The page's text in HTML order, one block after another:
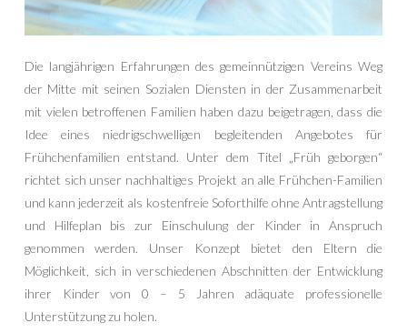
Die langjährigen Erfahrungen des gemeinnützigen Vereins Weg
der Mitte mit seinen Sozialen Diensten in der Zusammenarbeit
mit vielen betroffenen Familien haben dazu beigetragen, dass die
Idee eines niedrigschwelligen begleitenden Angebotes für
Frühchenfamilien entstand. Unter dem Titel „Früh geborgen“
richtet sich unser nachhaltiges Projekt an alle Frühchen-Familien
und kann jederzeit als kostenfreie Soforthilfe ohne Antragstellung
und Hilfeplan bis zur Einschulung der Kinder in Anspruch
genommen werden. Unser Konzept bietet den Eltern die
Möglichkeit, sich in verschiedenen Abschnitten der Entwicklung
ihrer Kinder von 0 – 5 Jahren adäquate professionelle
Unterstützung zu holen.